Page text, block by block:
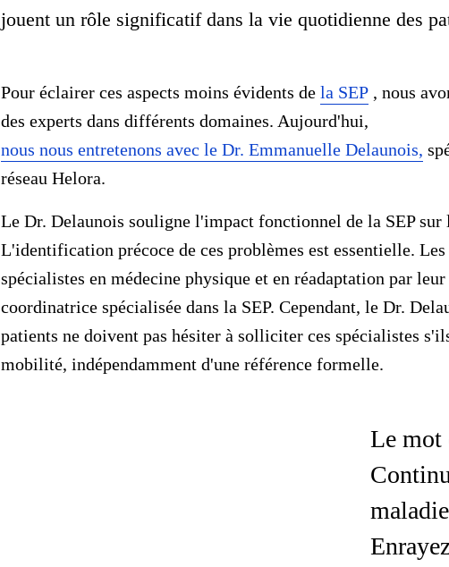
jouent un rôle significatif dans la vie quotidienne des
Pour éclairer ces aspects moins évidents de la SEP , nous
des experts dans différents domaines. Aujourd'hui,
nous nous entretenons avec le Dr. Emmanuelle Delaunois,
réseau Helora.
Le Dr. Delaunois souligne l'impact fonctionnel de la SEP
L'identification précoce de ces problèmes est essentielle.
spécialistes en médecine physique et en réadaptation par
coordinatrice spécialisée dans la SEP. Cependant, le Dr.
patients ne doivent pas hésiter à solliciter ces spécialistes
mobilité, indépendamment d'une référence formelle.
Le mot